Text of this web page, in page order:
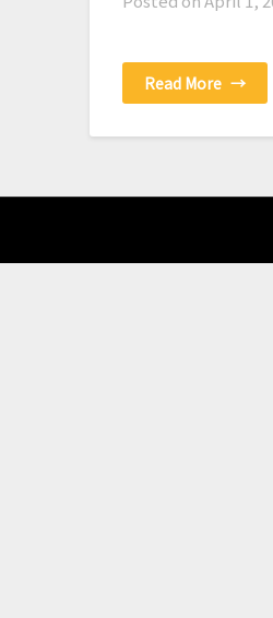
Read More →